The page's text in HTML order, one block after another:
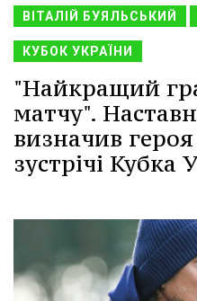
ВІТАЛІЙ БУЯЛЬСЬКИЙ
КУБОК УКРАЇНИ
"Найкращий
матчу".
визначив
зустрічі Кубка